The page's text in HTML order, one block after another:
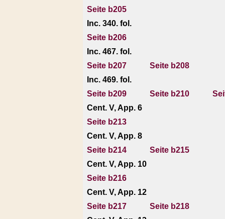
Seite b205
Inc. 340. fol.
Seite b206
Inc. 467. fol.
Seite b207
Seite b208
Inc. 469. fol.
Seite b209
Seite b210
Cent. V, App. 6
Seite b213
Cent. V, App. 8
Seite b214
Seite b215
Cent. V, App. 10
Seite b216
Cent. V, App. 12
Seite b217
Seite b218